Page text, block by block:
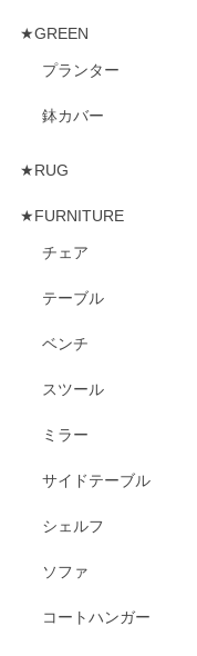
★GREEN
プランター
鉢カバー
★RUG
★FURNITURE
チェア
テーブル
ベンチ
スツール
ミラー
サイドテーブル
シェルフ
ソファ
コートハンガー